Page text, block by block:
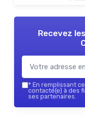
Recevez
* En remplissant
contacté(e) à des
ses partenaires.